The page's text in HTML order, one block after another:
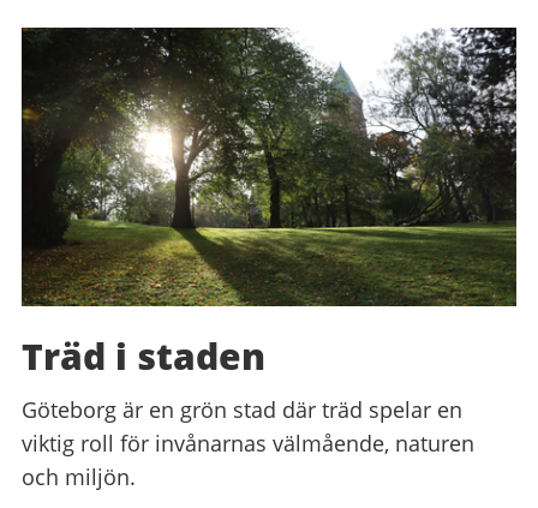
Träd i staden
Göteborg är en grön stad där träd spelar en
viktig roll för invånarnas välmående, naturen
och miljön.